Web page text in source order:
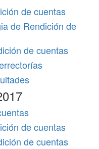
de cuentas
de Rendición de
de cuentas
de cuentas
de cuentas